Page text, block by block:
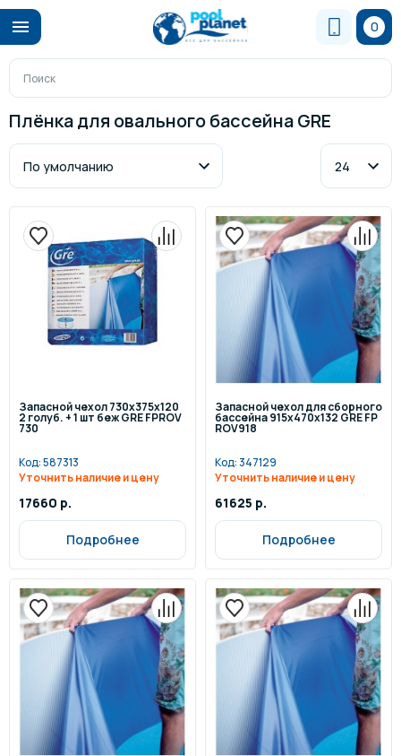
0
Плёнка для овального бассейна GRE
Запасной чехол 730x375x120
2 голуб. + 1 шт беж GRE FPROV
730
Код:587313
Уточнить наличие и цену
17660 р.
Подробнее
Запасной чехол для сборного
бассейна 915х470х132 GRE FP
ROV918
Код:347129
Уточнить наличие и цену
61625 р.
Подробнее